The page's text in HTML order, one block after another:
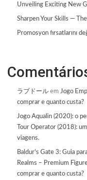
Unveiling Exciting New
Sharpen Your Skills —
Promosyon fırsatlarını
ラブドール em Jogo
comprar e quanto custa?
Jogo Aqualin (2020): o
Tour Operator (2018):
viagens.
Baldur's Gate 3: Guia
Realms – Premium
comprar e quanto custa?